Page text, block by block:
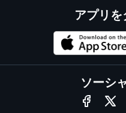
アプリ
ソーシ